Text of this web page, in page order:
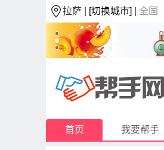
拉萨 | [切换城市] |全国
首页 我要帮手